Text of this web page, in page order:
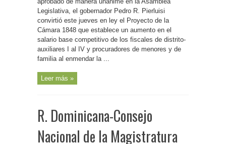
convierte
en
aumentos
salariales
a
fiscales
procuradores
Legislativa, el gobernador Pedro R. Pierluisi
convirtió este jueves en ley el Proyecto de la
Cámara 1848 que establece un aumento en el
salario base competitivo de los fiscales de distrito-
auxiliares I al IV y procuradores de menores y de
familia al enmendar la ...
Leer más »
R. Dominicana-Consejo
Nacional de la Magistratura